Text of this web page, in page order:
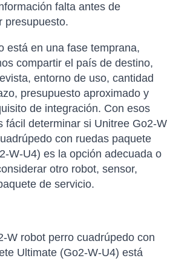
falta antes de
presupuesto.
está en una fase temprana,
compartir el país de destino,
entorno de uso, cantidad
presupuesto aproximado y
de integración. Con esos
fácil determinar si Unitree Go2-W
con ruedas paquete
W-U4) es la opción adecuada o
otro robot, sensor,
de servicio.
W robot perro cuadrúpedo con
Ultimate (Go2-W-U4) está